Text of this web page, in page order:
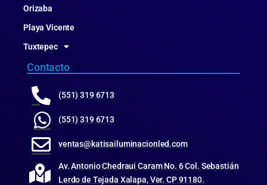
Orizaba
Playa Vicente
Tuxtepec
Contacto
(551) 319 6713
(551) 319 6713
ventas@katisailuminacionled.com
Av. Antonio Chedraui Caram No. 6 Col. Sebastián
Lerdo de Tejada Xalapa, Ver. CP 91180.